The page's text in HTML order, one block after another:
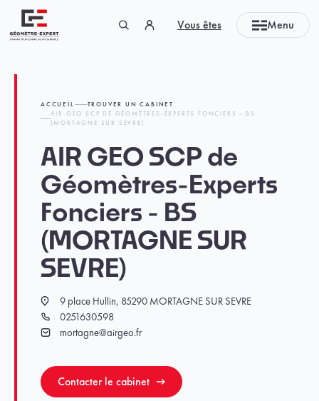
Vous êtes Menu
ACCUEIL
TROUVER UN CABINET
AIR GEO SCP DE GÉOMÈTRES-EXPERTS FONCIERS - BS
(MORTAGNE SUR SEVRE)
AIR GEO SCP de
Géomètres-Experts
Fonciers - BS
(MORTAGNE SUR
SEVRE)
Localisation
9 place Hullin, 85290 MORTAGNE SUR SEVRE
Téléphone
0251630598
Emailmortagne@airgeo.fr
Contacter le cabinet
Panneau de gestion des cookies